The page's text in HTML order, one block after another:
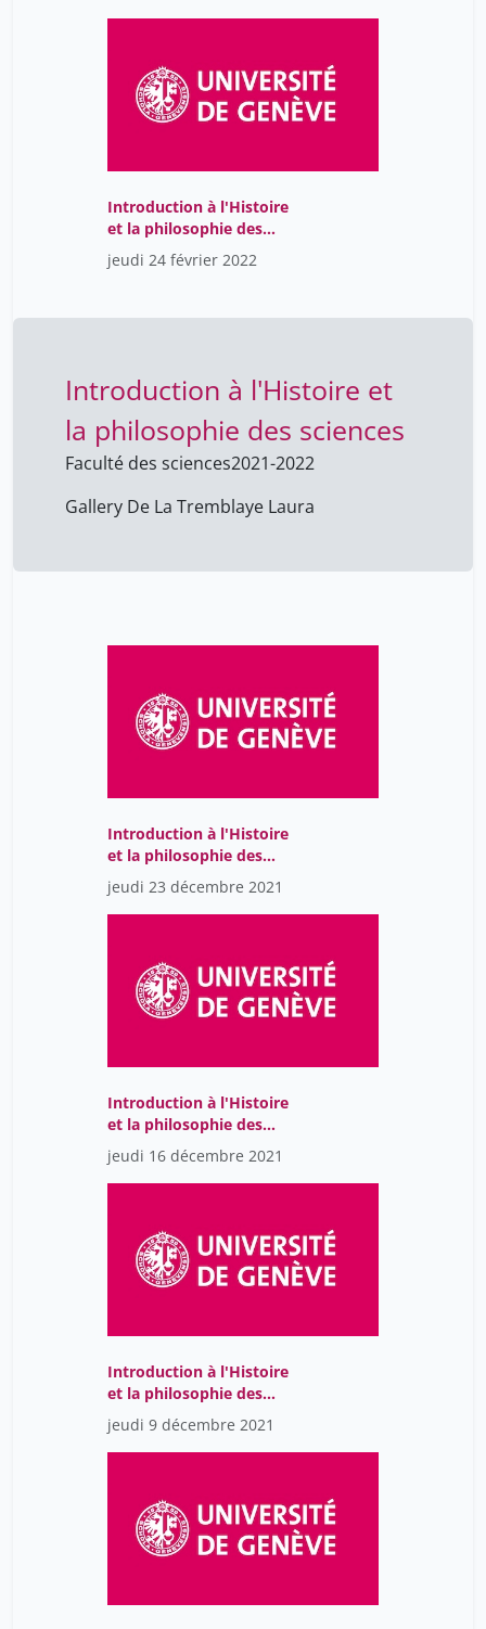
Introduction à l'Histoire
et la philosophie des
sciences
jeudi 24 février 2022
Introduction à l'Histoire et
la philosophie des sciences
Faculté des sciences2021-2022
Gallery De La Tremblaye Laura
Introduction à l'Histoire
et la philosophie des
sciences
jeudi 23 décembre 2021
Introduction à l'Histoire
et la philosophie des
sciences
jeudi 16 décembre 2021
Introduction à l'Histoire
et la philosophie des
sciences
jeudi 9 décembre 2021